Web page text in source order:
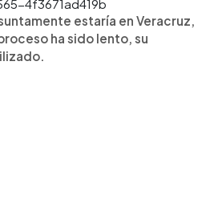
4f3671ad419b
estaría en Veracruz,
ha sido lento, su